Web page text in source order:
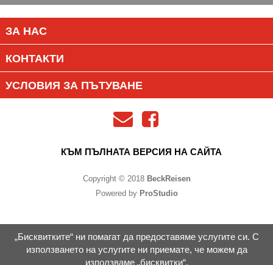
ЗА НАС
КОНТАКТИ
УСЛОВИЯ ЗА ПЪТУВАНЕ
КЪМ ПЪЛНАТА ВЕРСИЯ НА САЙТА
Copyright © 2018 BeckReisen
Powered by ProStudio
„Бисквитките“ ни помагат да предоставяме услугите си. С
използването на услугите ни приемате, че можем да
използваме „бисквитки“.